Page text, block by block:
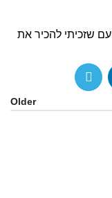
שזכיתי להכיר את
Older